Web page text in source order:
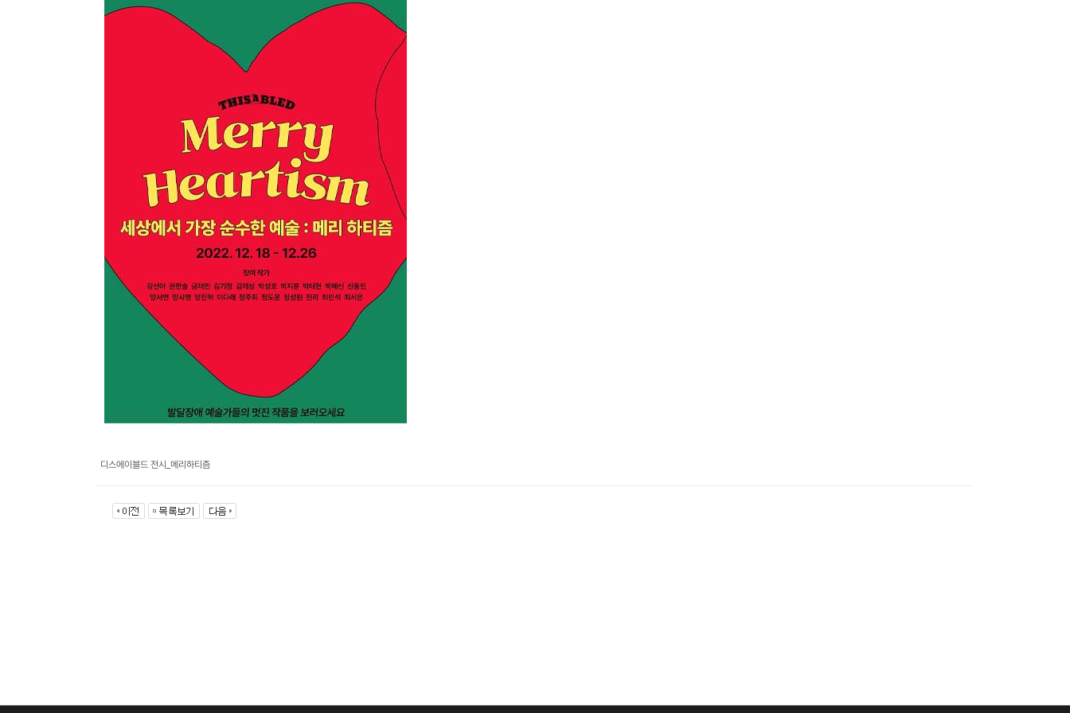
디스에이블드 전시_메리하티즘